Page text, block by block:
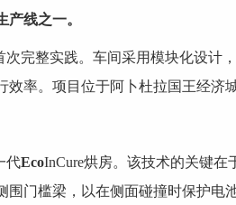
产线之一。
完整实践。车间采用模块化设计
率。项目位于阿卜杜拉国王经济
代EcoInCure烘房。该技术的关键
门槛梁，以在侧面碰撞时保护电池